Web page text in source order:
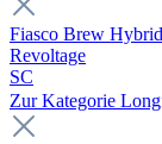
Fiasco Brew
Revoltage
SC
Zur Kategorie